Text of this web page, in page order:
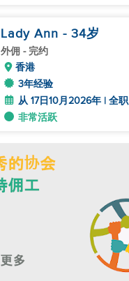
Lady Ann - 34岁
外佣 - 完约
香港
3年经验
从 17日10月2026年 | 全职
非常活跃